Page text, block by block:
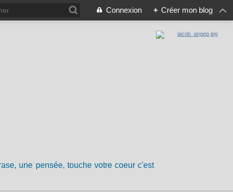
Connexion + Créer mon blog
une pensée, touche votre coeur c'est